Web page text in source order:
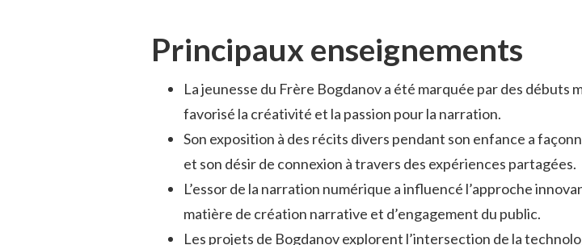
Principaux enseignements
La jeunesse du Frère Bogdanov a été marquée par des débuts
favorisé la créativité et la passion pour la narration.
Son exposition à des récits divers pendant son enfance a
et son désir de connexion à travers des expériences partagées.
L’essor de la narration numérique a influencé l’approche
matière de création narrative et d’engagement du public.
Les projets de Bogdanov explorent l’intersection de la